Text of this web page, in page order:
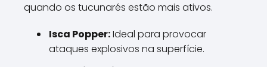
quando os tucunarés estão mais ativos.
Isca Popper:Ideal para provocar
ataques explosivos na superfície.